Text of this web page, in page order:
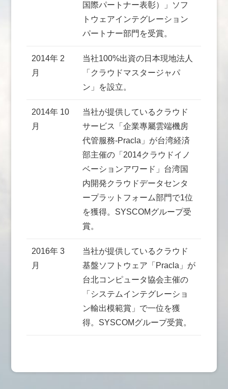
国際パートナー表彰）」ソフ
トウェアインテグレーション
パートナー部門を受賞。
2014年 2
月
当社100%出資の日本現地法人
「クラウドマスタージャパ
ン」を設立。
2014年 10
月
当社が提供しているクラウド
サービス「企業專屬雲端機房
代管服務-Pracla」が台湾経済
部主催の「2014クラウドイノ
ベーションアワード」台湾国
内開発クラウドデータセンタ
ープラットフォーム部門で1位
を獲得。SYSCOMグループ受
賞。
2016年 3
月
当社が提供しているクラウド
基盤ソフトウェア「Pracla」が
台北コンピュータ協会主催の
「システムインテグレーショ
ン輸出模範賞」で一位を獲
得。SYSCOMグループ受賞。